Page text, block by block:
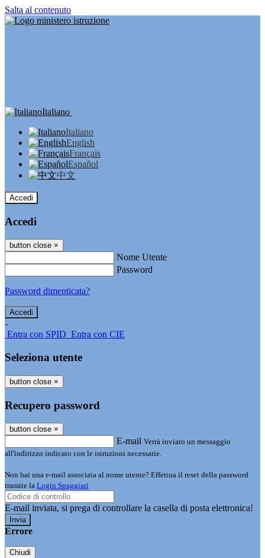
Salta al contenuto
Italiano
Italiano
English
Français
Español
中文
Accedi
Accedi
button close ×
Nome Utente
Password
Password dimenticata?
-
Entra con SPID Entra con CIE
Seleziona utente
button close ×
Recupero password
button close ×
E-mail Verrà inviato un messaggio
all'indirizzo indicato con le istruzioni necessarie.
Non hai una e-mail associata al nome utente? Effettua il reset della password
tramite la Login Spaggiari
E-mail inviata, si prega di controllare la casella di posta elettronica!
Errore
Chiudi